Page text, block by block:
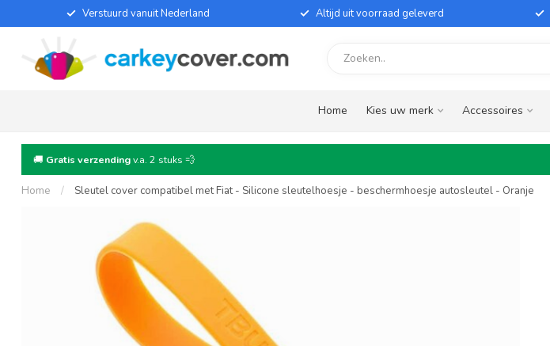
Verstuurd vanuit Nederland Altijd uit voorraad geleverd
Home Kies uw merk Accessoires
🚚 Gratis verzendingv.a. 2 stuks 💨
Home / Sleutel cover compatibel met Fiat - Silicone sleutelhoesje - beschermhoesje autosleutel - Oranje